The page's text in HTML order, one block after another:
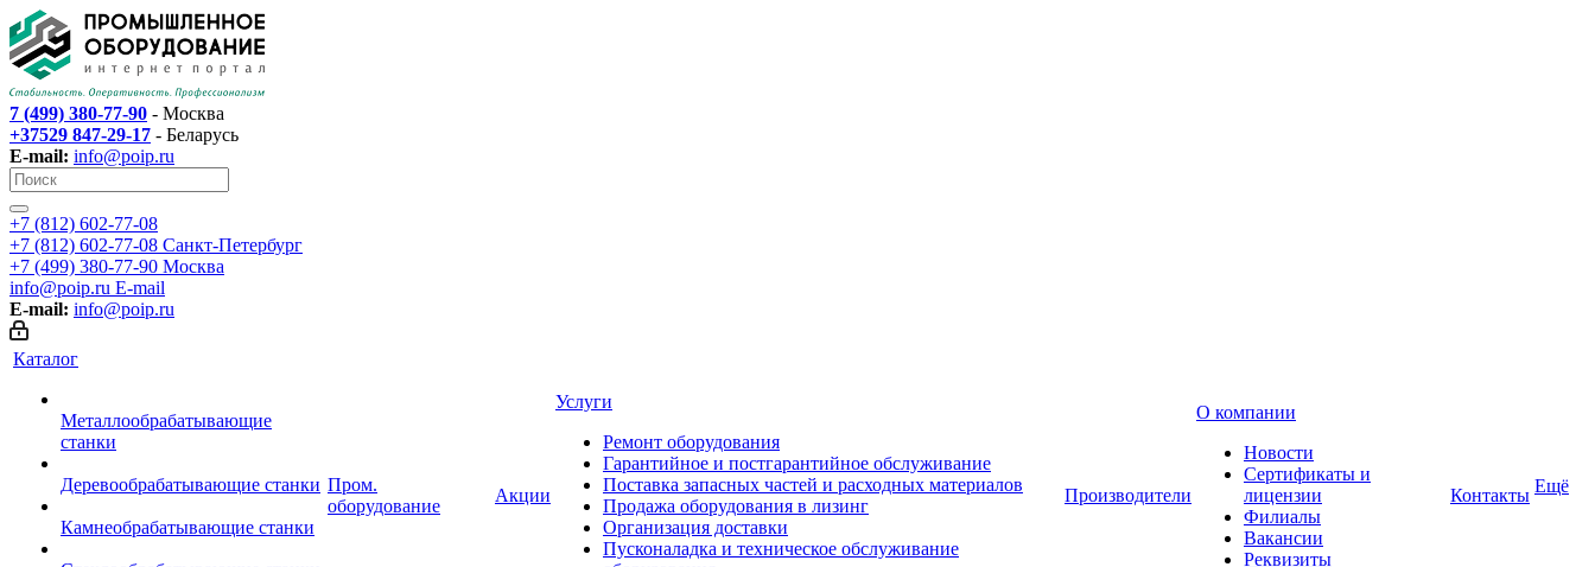
7 (499) 380-77-90 - Москва
+37529 847-29-17 - Беларусь
E-mail: info@poip.ru
+7 (812) 602-77-08
+7 (812) 602-77-08 Санкт-Петербург
+7 (499) 380-77-90 Москва
info@poip.ru E-mail
E-mail: info@poip.ru
Каталог
Металлообрабатывающие
станки
Деревообрабатывающие станки
Камнеобрабатывающие станки
Пром.
оборудование
Акции
Услуги
Ремонт оборудования
Гарантийное и постгарантийное обслуживание
Поставка запасных частей и расходных материалов
Продажа оборудования в лизинг
Организация доставки
Пусконаладка и техническое обслуживание
Производители
О компании
Новости
Сертификаты и
лицензии
Филиалы
Вакансии
Реквизиты
Контакты Ещё